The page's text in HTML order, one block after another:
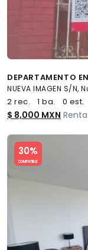
NUEVA IMAGEN S/
2 rec. 1 ba. 0 est.
$ 8,000 MXN Renta
30%
COMPATIBLE
Slide 1 of 5